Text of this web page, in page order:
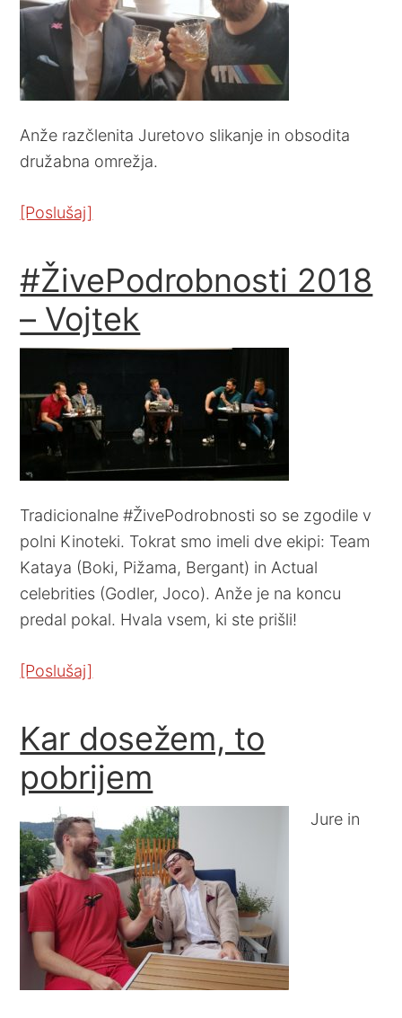
Anže razčlenita Juretovo slikanje in obsodita
družabna omrežja.
[Poslušaj]
#ŽivePodrobnosti 2018
– Vojtek
Tradicionalne #ŽivePodrobnosti so se zgodile v
polni Kinoteki. Tokrat smo imeli dve ekipi: Team
Kataya (Boki, Pižama, Bergant) in Actual
celebrities (Godler, Joco). Anže je na koncu
predal pokal. Hvala vsem, ki ste prišli!
[Poslušaj]
Kar dosežem, to
pobrijem
Jure in